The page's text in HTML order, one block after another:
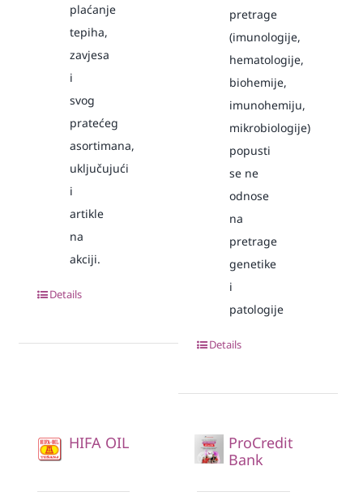
plaćanje
tepiha,
zavjesa
i
svog
pratećeg
asortimana,
uključujući
i
artikle
na
akciji.
Details
pretrage
(imunologije,
hematologije,
biohemije,
imunohemiju,
mikrobiologije)
popusti
se ne
odnose
na
pretrage
genetike
i
patologije
Details
HIFA OIL
ProCredit
Bank